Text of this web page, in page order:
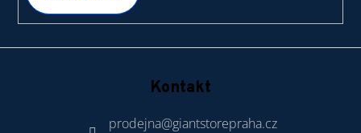
Kontakt
prodejna@giantstorepraha.cz